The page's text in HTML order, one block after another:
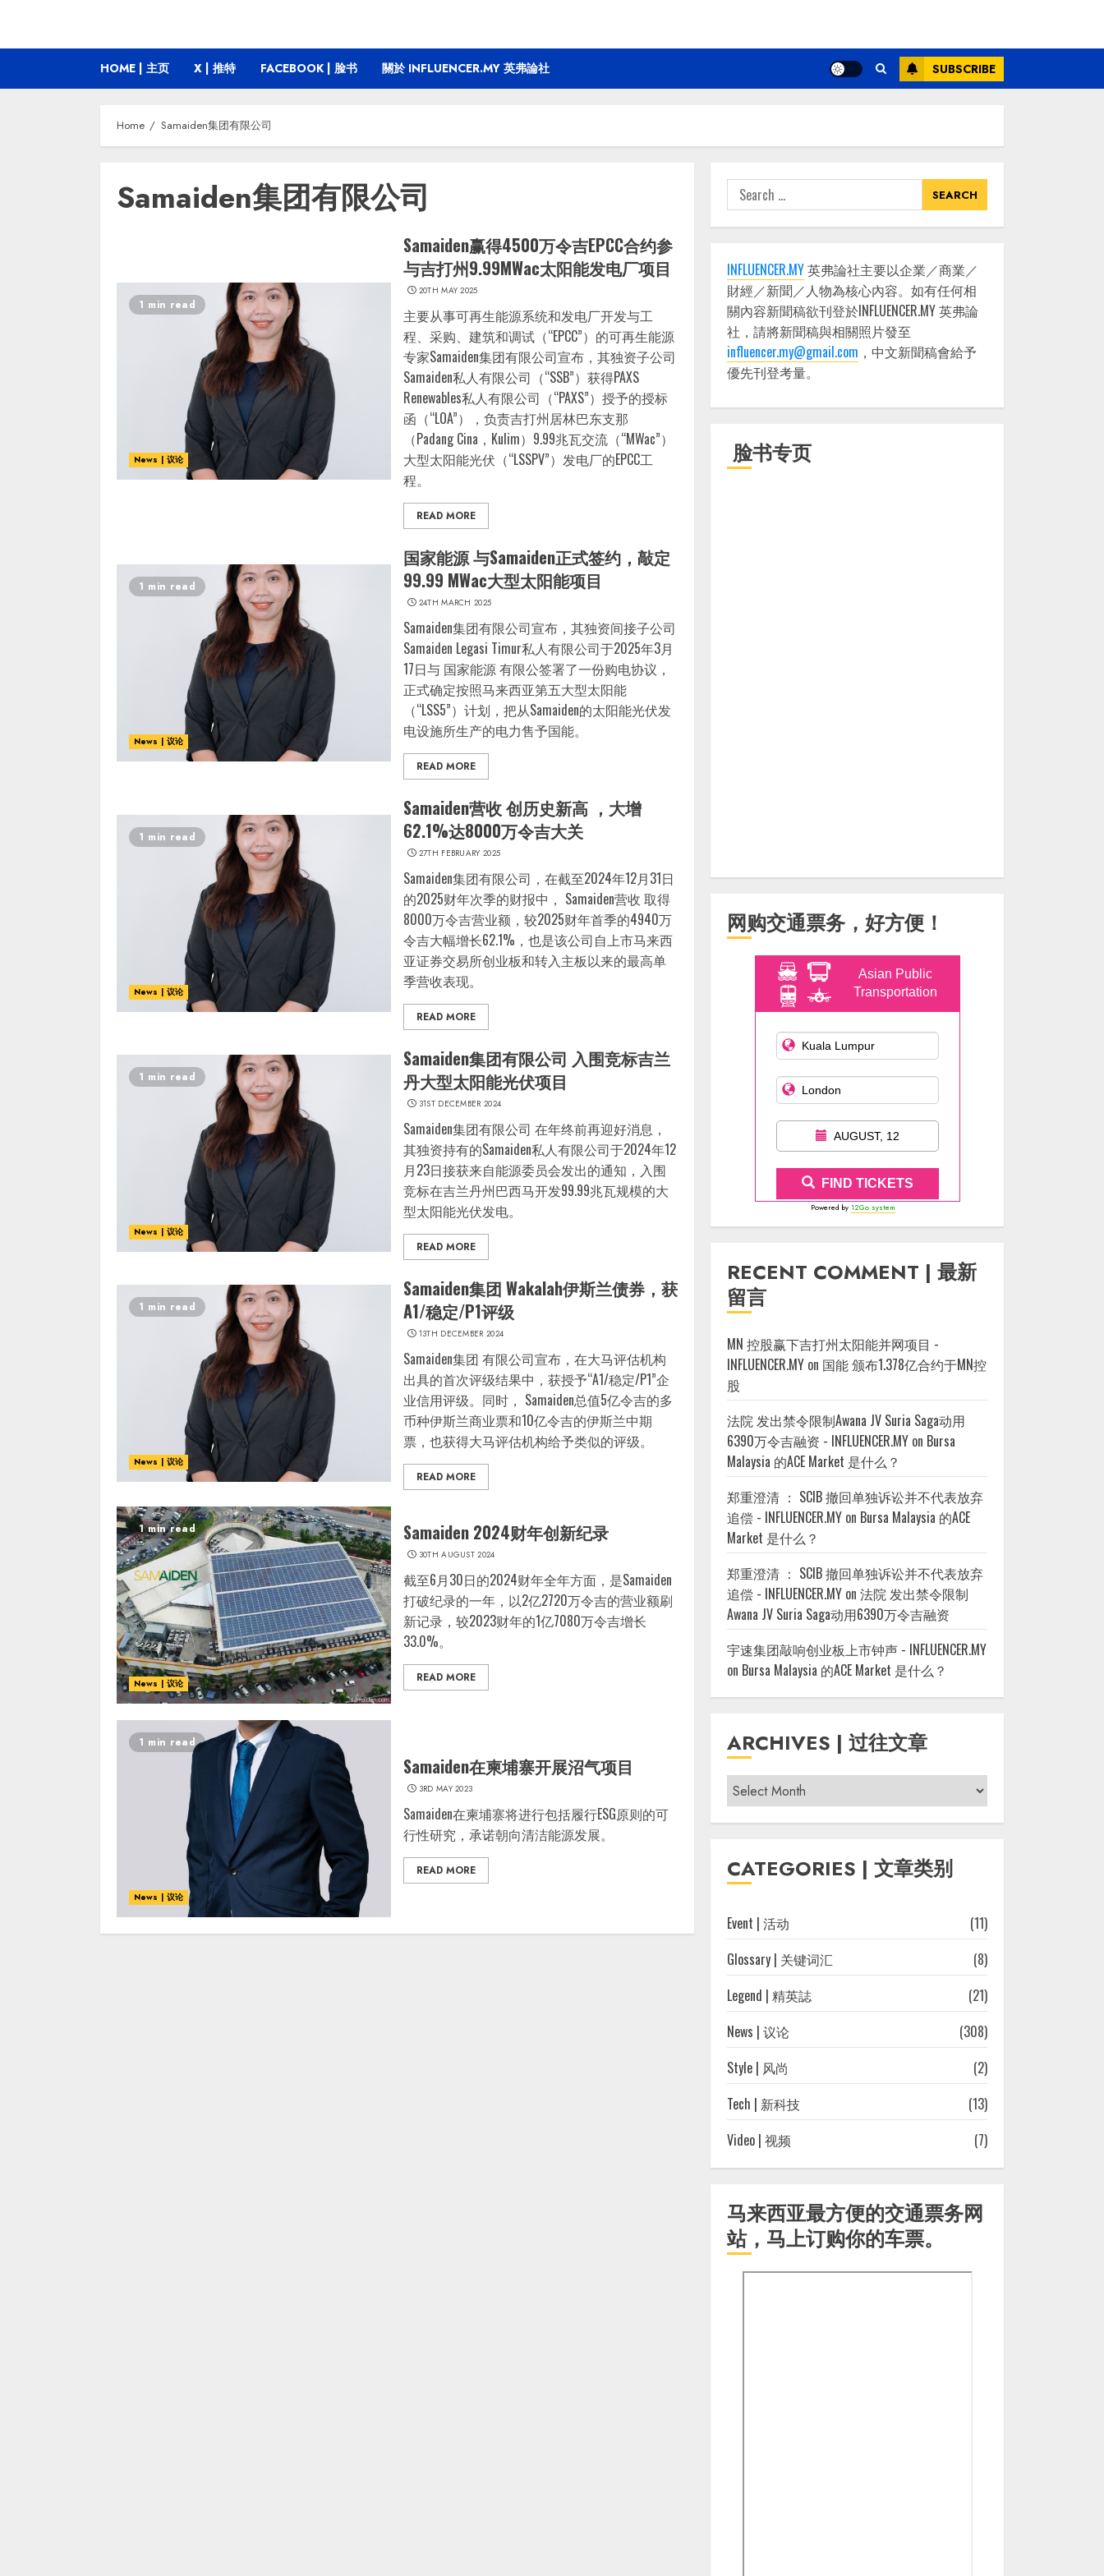
HOME | 主页 X | 推特 FACEBOOK | 脸书 關於 INFLUENCER.MY 英弗論社 SUBSCRIBE
Home Samaiden集团有限公司
Samaiden集团有限公司
1 min read
News | 议论
Samaiden赢得4500万令吉EPCC合约参
与吉打州9.99MWac太阳能发电厂项目
20TH MAY 2025
主要从事可再生能源系统和发电厂开发与工
程、采购、建筑和调试（“EPCC”）的可再生能源
专家Samaiden集团有限公司宣布，其独资子公司
Samaiden私人有限公司（“SSB”）获得PAXS
Renewables私人有限公司（“PAXS”）授予的授标
函（“LOA”），负责吉打州居林巴东支那
（Padang Cina，Kulim）9.99兆瓦交流（“MWac”）
大型太阳能光伏（“LSSPV”）发电厂的EPCC工
程。
READ MORE
1 min read
News | 议论
国家能源 与Samaiden正式签约，敲定
99.99 MWac大型太阳能项目
24TH MARCH 2025
Samaiden集团有限公司宣布，其独资间接子公司
Samaiden Legasi Timur私人有限公司于2025年3月
17日与 国家能源 有限公签署了一份购电协议，
正式确定按照马来西亚第五大型太阳能
（“LSS5”）计划，把从Samaiden的太阳能光伏发
电设施所生产的电力售予国能。
READ MORE
1 min read
News | 议论
Samaiden营收 创历史新高 ，大增
62.1%达8000万令吉大关
27TH FEBRUARY 2025
Samaiden集团有限公司，在截至2024年12月31日
的2025财年次季的财报中， Samaiden营收 取得
8000万令吉营业额，较2025财年首季的4940万
令吉大幅增长62.1%，也是该公司自上市马来西
亚证券交易所创业板和转入主板以来的最高单
季营收表现。
READ MORE
1 min read
News | 议论
Samaiden集团有限公司 入围竞标吉兰
丹大型太阳能光伏项目
31ST DECEMBER 2024
Samaiden集团有限公司 在年终前再迎好消息，
其独资持有的Samaiden私人有限公司于2024年12
月23日接获来自能源委员会发出的通知，入围
竞标在吉兰丹州巴西马开发99.99兆瓦规模的大
型太阳能光伏发电。
READ MORE
1 min read
News | 议论
Samaiden集团 Wakalah伊斯兰债券，获
A1/稳定/P1评级
13TH DECEMBER 2024
Samaiden集团 有限公司宣布，在大马评估机构
出具的首次评级结果中，获授予“A1/稳定/P1”企
业信用评级。同时， Samaiden总值5亿令吉的多
币种伊斯兰商业票和10亿令吉的伊斯兰中期
票，也获得大马评估机构给予类似的评级。
READ MORE
1 min read
News | 议论
Samaiden 2024财年创新纪录
30TH AUGUST 2024
截至6月30日的2024财年全年方面，是Samaiden
打破纪录的一年，以2亿2720万令吉的营业额刷
新记录，较2023财年的1亿7080万令吉增长
33.0%。
READ MORE
1 min read
News | 议论
Samaiden在柬埔寨开展沼气项目
3RD MAY 2023
Samaiden在柬埔寨将进行包括履行ESG原则的可
行性研究，承诺朝向清洁能源发展。
READ MORE
Search
for:
INFLUENCER.MY英弗論社主要以企業／商業／
財經／新聞／人物為核心內容。如有任何相
關內容新聞稿欲刊登於INFLUENCER.MY 英弗論
社，請將新聞稿與相關照片發至
influencer.my@gmail.com ，中文新聞稿會給予
優先刊登考量。
脸书专页
网购交通票务，好方便！
Asian Public
Transportation
AUGUST, 12
FIND TICKETS
Powered by 12Go system
RECENT COMMENT | 最新
留言
MN 控股赢下吉打州太阳能并网项目 -
INFLUENCER.MY on 国能 颁布1.378亿合约于MN控
股
法院 发出禁令限制Awana JV Suria Saga动用
6390万令吉融资 - INFLUENCER.MY on Bursa
Malaysia 的ACE Market 是什么？
郑重澄清 ： SCIB 撤回单独诉讼并不代表放弃
追偿 - INFLUENCER.MY on Bursa Malaysia 的ACE
Market 是什么？
郑重澄清 ： SCIB 撤回单独诉讼并不代表放弃
追偿 - INFLUENCER.MY on法院 发出禁令限制
Awana JV Suria Saga动用6390万令吉融资
宇速集团敲响创业板上市钟声 - INFLUENCER.MY
on Bursa Malaysia 的ACE Market 是什么？
ARCHIVES | 过往文章
Archives
|
过
文
章
CATEGORIES | 文章类别
Event | 活动
(11)
Glossary | 关键词汇
(8)
Legend | 精英誌
(21)
News | 议论
(308)
Style | 风尚
(2)
Tech | 新科技
(13)
Video | 视频
(7)
马来西亚最方便的交通票务网
站，马上订购你的车票。